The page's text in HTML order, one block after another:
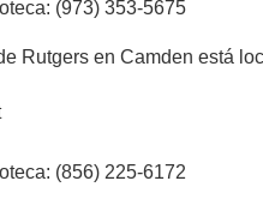
(973) 353-5675
Rutgers en Camden está
(856) 225-6172